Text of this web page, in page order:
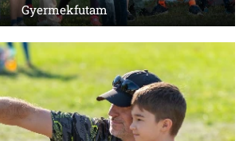
Gyermekfutam